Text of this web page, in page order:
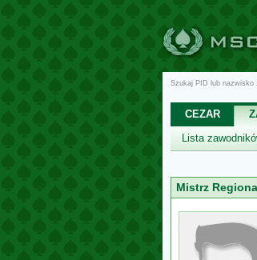
Szukaj PID lub nazwisko
CEZAR
Lista
Mistrz